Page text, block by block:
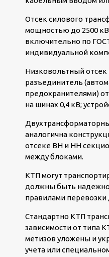
Отсек силового
мощностью до 2500
включительно по
индивидуальной
Низковольтный
разъединитель
предохранителями)
на шинах 0,4 кВ;
аналогична
отсеке ВН и НН
между блоками.
КТП могут
должны быть надежно
правилами перевозки
Стандартно КТП
зависимости от типа
метизов уложены и
учета или